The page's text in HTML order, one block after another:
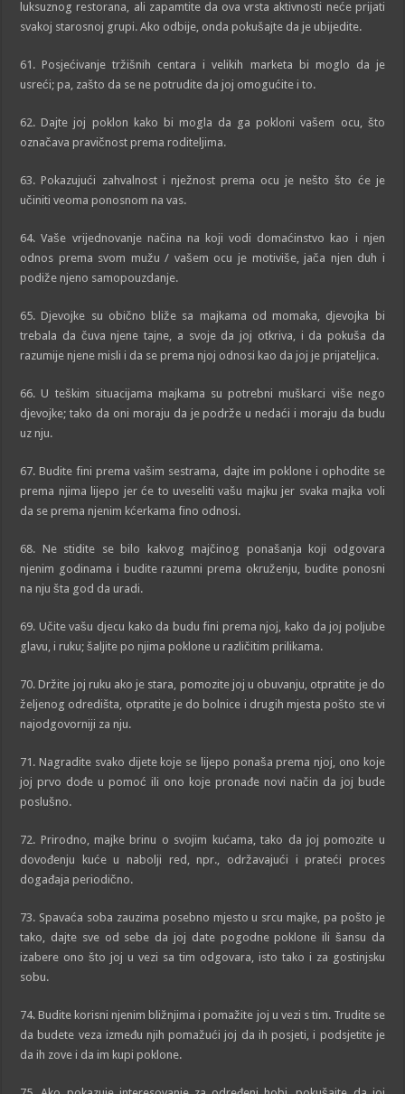
luksuznog restorana, ali zapamtite da ova vrsta aktivnosti neće prijati
svakoj starosnoj grupi. Ako odbije, onda pokušajte da je ubijedite.
61. Posjećivanje tržišnih centara i velikih marketa bi moglo da je
usreći; pa, zašto da se ne potrudite da joj omogućite i to.
62. Dajte joj poklon kako bi mogla da ga pokloni vašem ocu, što
označava pravičnost prema roditeljima.
63. Pokazujući zahvalnost i nježnost prema ocu je nešto što će je
učiniti veoma ponosnom na vas.
64. Vaše vrijednovanje načina na koji vodi domaćinstvo kao i njen
odnos prema svom mužu / vašem ocu je motiviše, jača njen duh i
podiže njeno samopouzdanje.
65. Djevojke su obično bliže sa majkama od momaka, djevojka bi
trebala da čuva njene tajne, a svoje da joj otkriva, i da pokuša da
razumije njene misli i da se prema njoj odnosi kao da joj je prijateljica.
66. U teškim situacijama majkama su potrebni muškarci više nego
djevojke; tako da oni moraju da je podrže u nedaći i moraju da budu
uz nju.
67. Budite fini prema vašim sestrama, dajte im poklone i ophodite se
prema njima lijepo jer će to uveseliti vašu majku jer svaka majka voli
da se prema njenim kćerkama fino odnosi.
68. Ne stidite se bilo kakvog majčinog ponašanja koji odgovara
njenim godinama i budite razumni prema okruženju, budite ponosni
na nju šta god da uradi.
69. Učite vašu djecu kako da budu fini prema njoj, kako da joj poljube
glavu, i ruku; šaljite po njima poklone u različitim prilikama.
70. Držite joj ruku ako je stara, pomozite joj u obuvanju, otpratite je do
željenog odredišta, otpratite je do bolnice i drugih mjesta pošto ste vi
najodgovorniji za nju.
71. Nagradite svako dijete koje se lijepo ponaša prema njoj, ono koje
joj prvo dođe u pomoć ili ono koje pronađe novi način da joj bude
poslušno.
72. Prirodno, majke brinu o svojim kućama, tako da joj pomozite u
dovođenju kuće u nabolji red, npr., održavajući i prateći proces
događaja periodično.
73. Spavaća soba zauzima posebno mjesto u srcu majke, pa pošto je
tako, dajte sve od sebe da joj date pogodne poklone ili šansu da
izabere ono što joj u vezi sa tim odgovara, isto tako i za gostinjsku
sobu.
74. Budite korisni njenim bližnjima i pomažite joj u vezi s tim. Trudite se
da budete veza između njih pomažući joj da ih posjeti, i podsjetite je
da ih zove i da im kupi poklone.